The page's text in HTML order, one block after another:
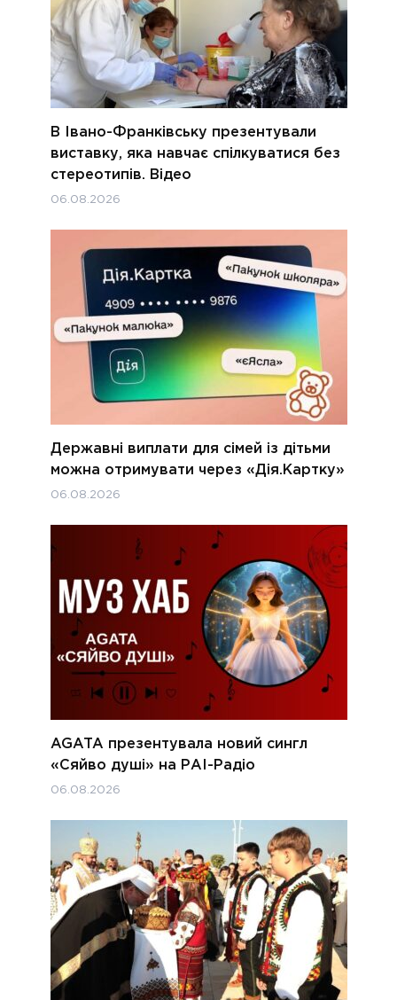
В Івано-Франківську презентували
виставку, яка навчає спілкуватися без
стереотипів. Відео
06.08.2026
Державні виплати для сімей із дітьми
можна отримувати через «Дія.Картку»
06.08.2026
AGATA презентувала новий сингл
«Сяйво душі» на РАІ-Радіо
06.08.2026